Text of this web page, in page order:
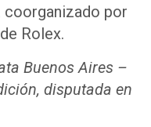
coorganizado por
Rolex.
Buenos Aires –
disputada en